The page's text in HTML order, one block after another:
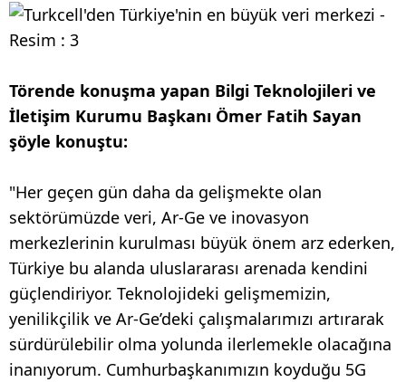
Törende konuşma yapan Bilgi Teknolojileri ve
İletişim Kurumu Başkanı Ömer Fatih Sayan
şöyle konuştu:
"Her geçen gün daha da gelişmekte olan
sektörümüzde veri, Ar-Ge ve inovasyon
merkezlerinin kurulması büyük önem arz ederken,
Türkiye bu alanda uluslararası arenada kendini
güçlendiriyor. Teknolojideki gelişmemizin,
yenilikçilik ve Ar-Ge’deki çalışmalarımızı artırarak
sürdürülebilir olma yolunda ilerlemekle olacağına
inanıyorum. Cumhurbaşkanımızın koyduğu 5G